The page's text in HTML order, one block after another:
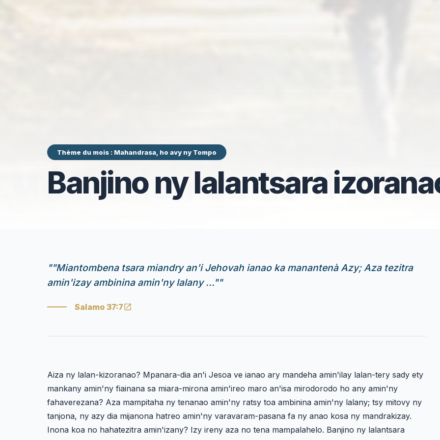
Thème du mois : Mahandrasa, ho avy ny Tompo
Banjino ny lalantsara
""Miantombena tsara miandry an'i Jehovah ianao ka manantenà Azy; Aza tezitra
amin'izay ambinina amin'ny lalany ...""
Salamo 37:7
Aiza ny lalan-kizoranao? Mpanara-dia an'i Jesoa ve ianao ary mandeha amin'ilay lalan-tery sady ety
mankany amin'ny fiainana sa miara-mirona amin'ireo maro an'isa mirodorodo ho any amin'ny
fahaverezana? Aza mampitaha ny tenanao amin'ny ratsy toa ambinina amin'ny lalany; tsy mitovy ny
tanjona, ny azy dia mijanona hatreo amin'ny varavaram-pasana fa ny anao kosa ny mandrakizay.
Inona koa no hahatezitra amin'izany? Izy ireny aza no tena mampalahelo. Banjino ny lalantsara